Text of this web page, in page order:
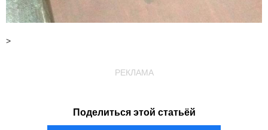
>
РЕКЛАМА
Поделиться этой статьёй